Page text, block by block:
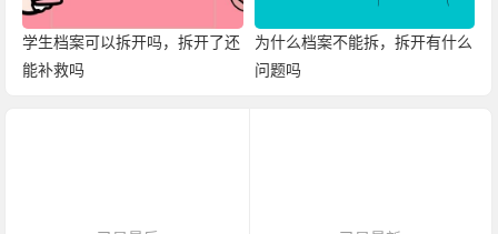
学生档案可以拆开吗，拆开了还
能补救吗
为什么档案不能拆，拆开有什么
问题吗